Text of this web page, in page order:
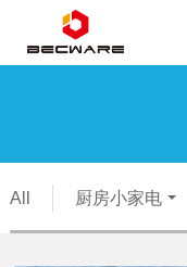
All 厨房小家电